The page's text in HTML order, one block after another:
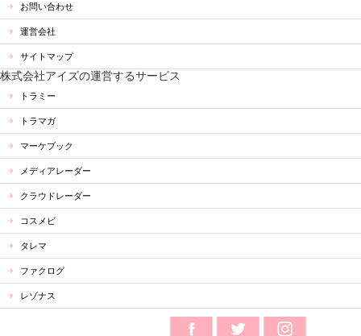
お問い合わせ
運営会社
サイトマップ
株式会社アイズの運営するサービス
トラミー
トラマガ
マーケブック
メディアレーダー
クラウドレーダー
コスメビ
タレマ
ファクログ
レゾナス